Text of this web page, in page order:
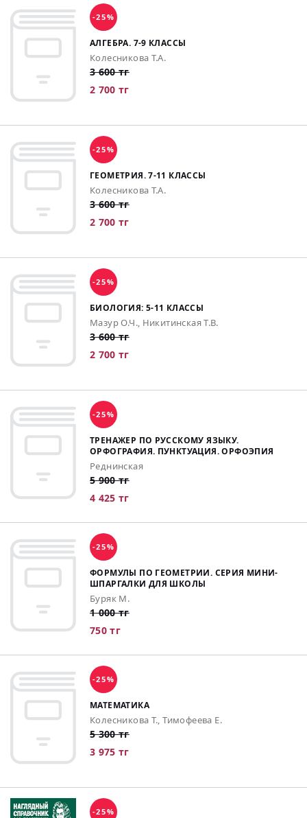
-25%
АЛГЕБРА. 7-9 КЛАССЫ
Колесникова Т.А.
3 600 тг
2 700 тг
-25%
ГЕОМЕТРИЯ. 7-11 КЛАССЫ
Колесникова Т.А.
3 600 тг
2 700 тг
-25%
БИОЛОГИЯ: 5-11 КЛАССЫ
Мазур О.Ч., Никитинская Т.В.
3 600 тг
2 700 тг
-25%
ТРЕНАЖЕР ПО РУССКОМУ ЯЗЫКУ.
ОРФОГРАФИЯ. ПУНКТУАЦИЯ. ОРФОЭПИЯ
Реднинская
5 900 тг
4 425 тг
-25%
ФОРМУЛЫ ПО ГЕОМЕТРИИ. СЕРИЯ МИНИ-
ШПАРГАЛКИ ДЛЯ ШКОЛЫ
Буряк М.
1 000 тг
750 тг
-25%
МАТЕМАТИКА
Колесникова Т., Тимофеева Е.
5 300 тг
3 975 тг
-25%